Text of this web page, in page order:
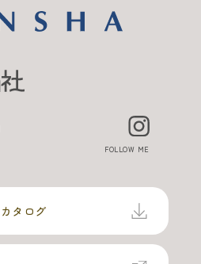
FOLLOW ME
カタログ